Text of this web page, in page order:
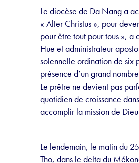
Le diocèse de Da Nang a
« Alter Christus », pour
pour être tout pour tous »,
Hue et administrateur
solennelle ordination de
présence d’un grand
Le prêtre ne devient pas
quotidien de croissance
accomplir la mission de
Le lendemain, le matin du
Tho, dans le delta du